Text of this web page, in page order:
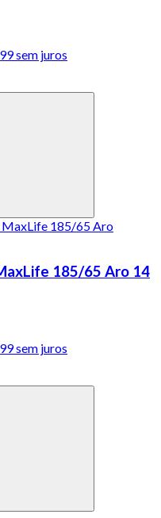
sem juros
185/65 Aro 14
sem juros